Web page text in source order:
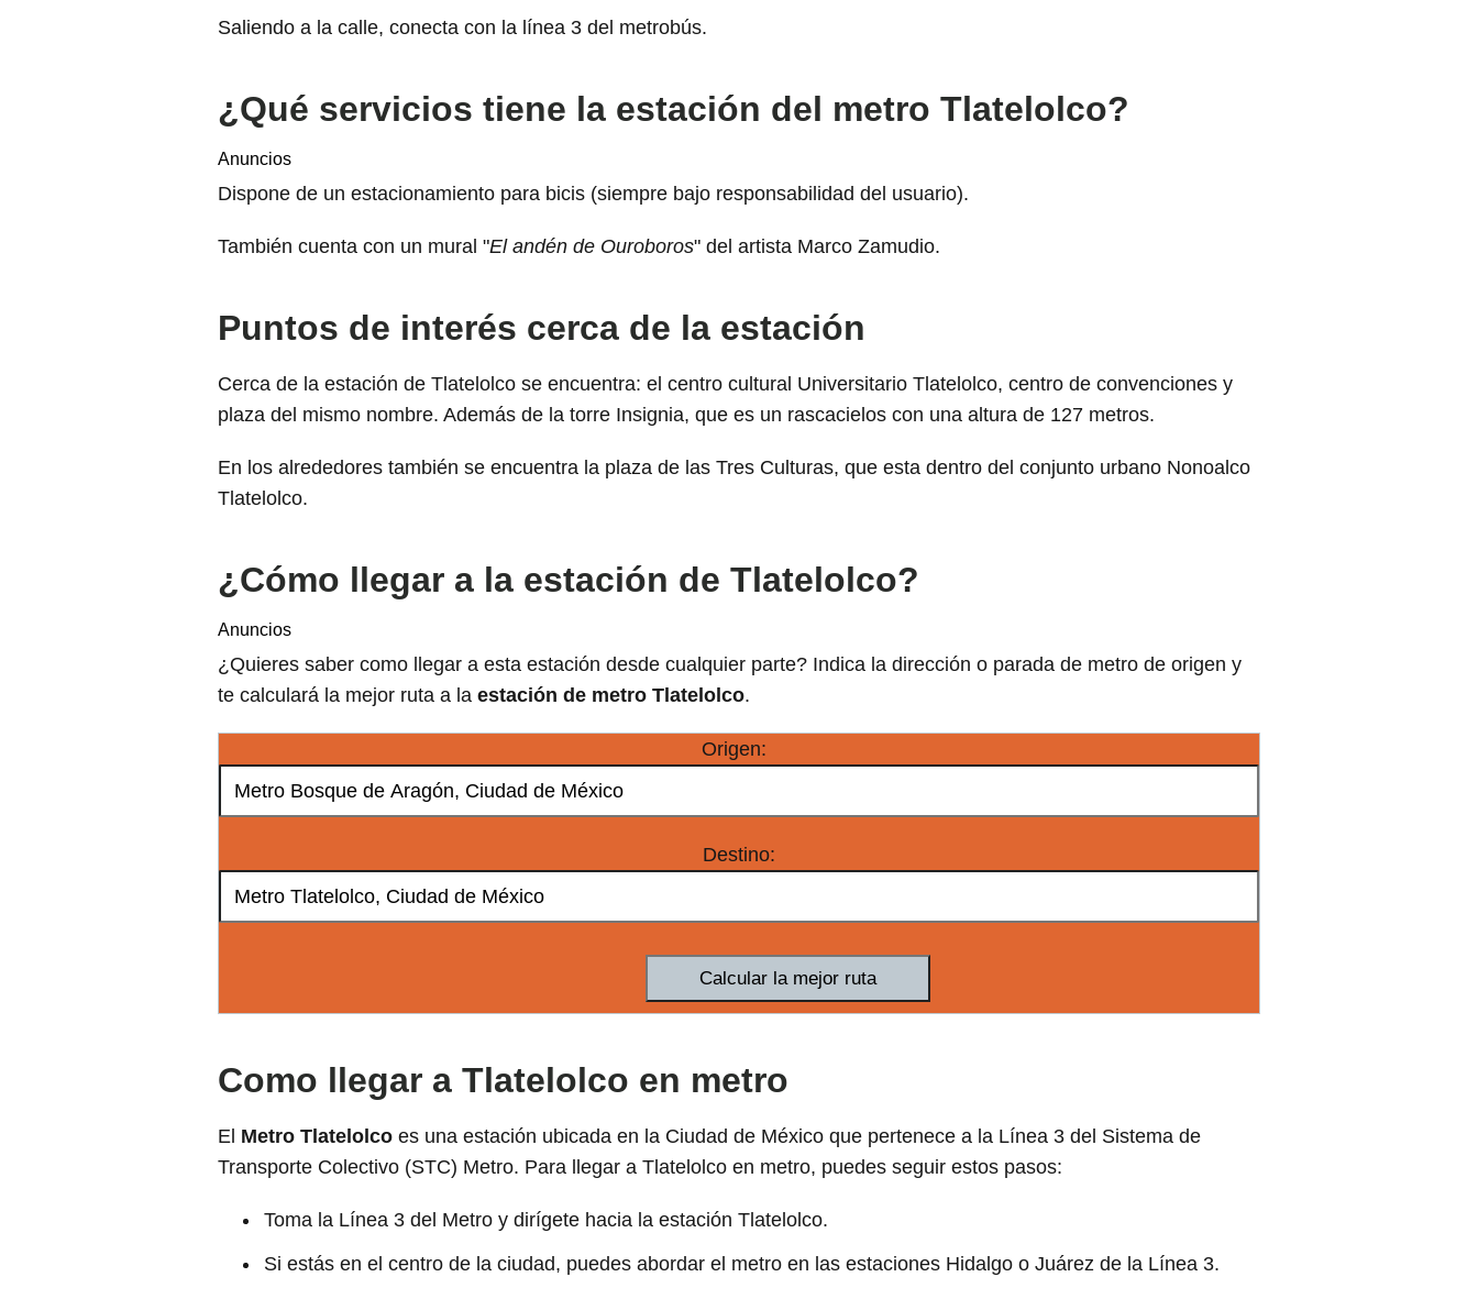
Saliendo a la calle, conecta con la línea 3 del metrobús.
¿Qué servicios tiene la estación del metro Tlatelolco?
Anuncios
Dispone de un estacionamiento para bicis (siempre bajo responsabilidad del usuario).
También cuenta con un mural "El andén de Ouroboros" del artista Marco Zamudio.
Puntos de interés cerca de la estación
Cerca de la estación de Tlatelolco se encuentra: el centro cultural Universitario Tlatelolco, centro de convenciones y
plaza del mismo nombre. Además de la torre Insignia, que es un rascacielos con una altura de 127 metros.
En los alrededores también se encuentra la plaza de las Tres Culturas, que esta dentro del conjunto urbano Nonoalco
Tlatelolco.
¿Cómo llegar a la estación de Tlatelolco?
Anuncios
¿Quieres saber como llegar a esta estación desde cualquier parte? Indica la dirección o parada de metro de origen y
te calculará la mejor ruta a la estación de metro Tlatelolco.
Origen:
Destino:
Como llegar a Tlatelolco en metro
El Metro Tlatelolco es una estación ubicada en la Ciudad de México que pertenece a la Línea 3 del Sistema de
Transporte Colectivo (STC) Metro. Para llegar a Tlatelolco en metro, puedes seguir estos pasos:
Toma la Línea 3 del Metro y dirígete hacia la estación Tlatelolco.
Si estás en el centro de la ciudad, puedes abordar el metro en las estaciones Hidalgo o Juárez de la Línea 3.